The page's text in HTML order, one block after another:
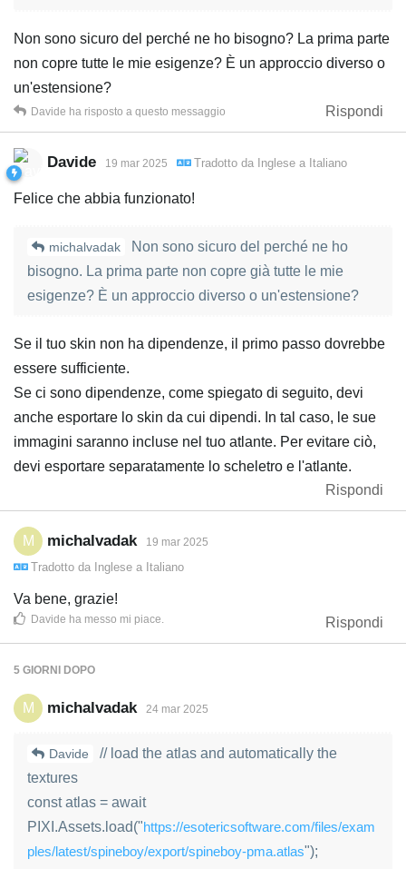
Non sono sicuro del perché ne ho bisogno? La prima parte
non copre tutte le mie esigenze? È un approccio diverso o
un'estensione?
Rispondi
Davide ha risposto a questo messaggio
Davide 19 mar 2025 Tradotto da Inglese a Italiano
Felice che abbia funzionato!
michalvadak
Non sono sicuro del perché ne ho
bisogno. La prima parte non copre già tutte le mie
esigenze? È un approccio diverso o un'estensione?
Se il tuo skin non ha dipendenze, il primo passo dovrebbe
essere sufficiente.
Se ci sono dipendenze, come spiegato di seguito, devi
anche esportare lo skin da cui dipendi. In tal caso, le sue
immagini saranno incluse nel tuo atlante. Per evitare ciò,
devi esportare separatamente lo scheletro e l'atlante.
Rispondi
M michalvadak 19 mar 2025
Tradotto da Inglese a Italiano
Va bene, grazie!
Rispondi
Davide ha messo mi piace.
5 GIORNI DOPO
M michalvadak 24 mar 2025
Davide
// load the atlas and automatically the
textures
const atlas = await
PIXI.Assets.load("https://esotericsoftware.com/files/exam
ples/latest/spineboy/export/spineboy-pma.atlas");